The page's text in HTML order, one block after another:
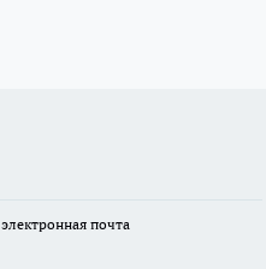
почта